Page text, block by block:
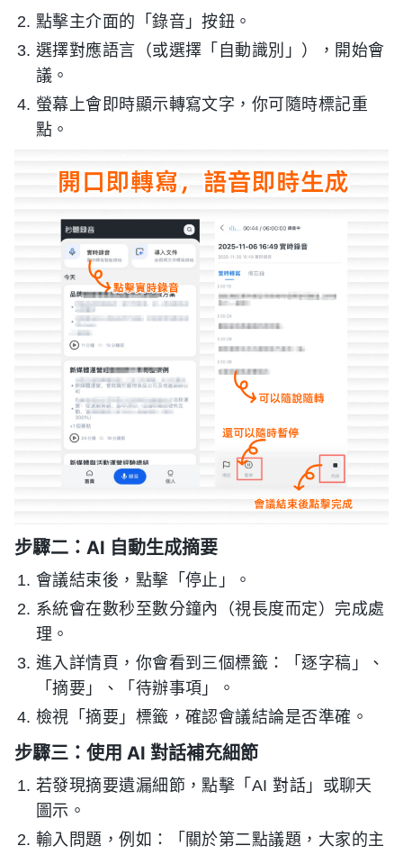
點擊主介面的「錄音」按鈕。
選擇對應語言（或選擇「自動識別」），開始會
議。
螢幕上會即時顯示轉寫文字，你可隨時標記重
點。
步驟二：AI 自動生成摘要
會議結束後，點擊「停止」。
系統會在數秒至數分鐘內（視長度而定）完成處
理。
進入詳情頁，你會看到三個標籤：「逐字稿」、
「摘要」、「待辦事項」。
檢視「摘要」標籤，確認會議結論是否準確。
步驟三：使用 AI 對話補充細節
若發現摘要遺漏細節，點擊「AI 對話」或聊天
圖示。
輸入問題，例如：「關於第二點議題，大家的主